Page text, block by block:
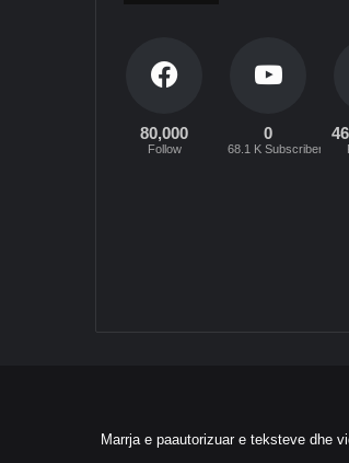
80,000
Follow
0
68.1 K Subscribers
Marrja e paautorizuar e teksteve dhe